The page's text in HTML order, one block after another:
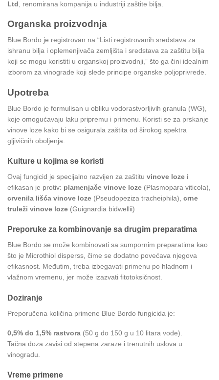
Ltd , renomirana kompanija u industriji zaštite bilja.
Organska proizvodnja
Blue Bordo je registrovan na “Listi registrovanih sredstava za
ishranu bilja i oplemenjivača zemljišta i sredstava za zaštitu bilja
koji se mogu koristiti u organskoj proizvodnji,” što ga čini idealnim
izborom za vinograde koji slede principe organske poljoprivrede.
Upotreba
Blue Bordo je formulisan u obliku vodorastvorljivih granula (WG),
koje omogućavaju laku pripremu i primenu. Koristi se za prskanje
vinove loze kako bi se osigurala zaštita od širokog spektra
gljivičnih oboljenja.
Kulture u kojima se koristi
Ovaj fungicid je specijalno razvijen za zaštitu vinove loze i
efikasan je protiv: plamenjače vinove loze (Plasmopara viticola),
crvenila lišća vinove loze (Pseudopeziza tracheiphila), crne
truleži vinove loze (Guignardia bidwellii)
Preporuke za kombinovanje sa drugim preparatima
Blue Bordo se može kombinovati sa sumpornim preparatima kao
što je Microthiol disperss, čime se dodatno povećava njegova
efikasnost. Međutim, treba izbegavati primenu po hladnom i
vlažnom vremenu, jer može izazvati fitotoksičnost.
Doziranje
Preporučena količina primene Blue Bordo fungicida je:
0,5% do 1,5% rastvora (50 g do 150 g u 10 litara vode).
Tačna doza zavisi od stepena zaraze i trenutnih uslova u
vinogradu.
Vreme primene